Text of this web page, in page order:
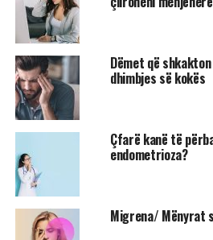
Dëmet që
dhimbjes së kokës
Çfarë kanë të
endometrioza?
Migrena/ Mënyrat